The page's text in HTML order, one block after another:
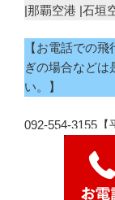
|那覇空港 |石垣
【お電話での
ぎの場合などは
い。】
092-554-3155【